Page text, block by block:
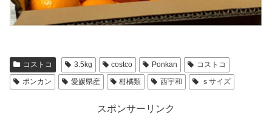
コストコ 3.5kg costco Ponkan
コストコ
ポンカン
愛媛県産 柑橘類 西宇和 ｓサイズ
スポンサーリンク